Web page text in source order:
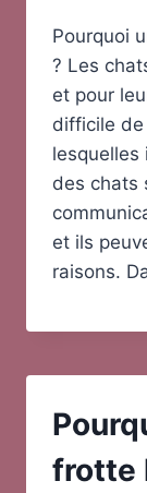
Pourquoi
? Les
et pour
difficile
lesquelles
des chats
et ils
raisons.
frotte